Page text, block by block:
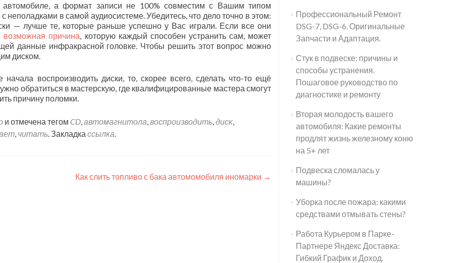
автомобиле, а формат записи не 100% совместим с Вашим типом
неполадками в самой аудиосистеме. Убедитесь, что дело точно в этом:
— лучше те, которые раньше успешно у Вас играли. Если все они
возможная причина, которую каждый способен устранить сам, может
данные инфракрасной головке. Чтобы решить этот вопрос можно
диском.
воспроизводить диски, то, скорее всего, сделать что-то ещё
обратиться в мастерскую, где квалифицированные мастера смогут
причину поломки.
и отмечена тегом CD,автомагнитола,воспроизводить,диск,
, читать. Закладка ссылка.
Как слить топливо с бака автомомобиля иномарки →
Профессиональный Ремонт
DSG-7, DSG-6. Оригинальные
Запчасти и Адаптация.
Стук в подвеске: причины и
способы устранения.
Пошаговое руководство по
диагностике и ремонту
Вторая молодость вашего
автомобиля: Какие ремонты
продлят жизнь железному коню
на 5+ лет
Подвеска сломалась у
машины?
Уборка после пожара: какими
средствами отмывать стены?
Работа Курьером в Парке-
Партнере Яндекс Доставка:
Гибкий График и Доход.